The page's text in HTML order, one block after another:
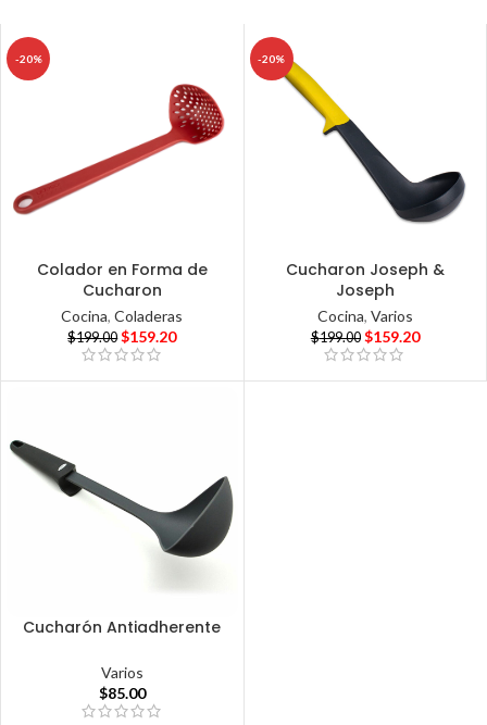
-20%
Colador en Forma de
Cucharon
Cocina,Coladeras
$199.00 $159.20
-20%
Cucharon Joseph &
Joseph
Cocina, Varios
$199.00 $159.20
Cucharón Antiadherente
Varios
$85.00